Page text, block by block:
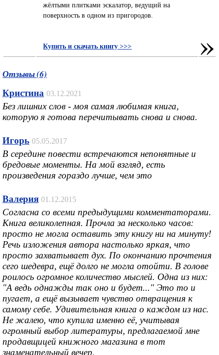
жёлтыми плитками эскалатор, ведущий на
поверхность в одном из пригородов.
Купить и скачать книгу >>> »
Отзывы (6)
Кристина 03.12.2021
Без лишних слов - моя самая любимая книга,
которую я готова перечитывать снова и снова.
Игорь 05.05.2017
В середине повести встречаются непонятные и
бредовые моменты. На мой взгляд, есть
произведения гораздо лучше, чем это
Валерия 01.12.2015
Согласна со всеми предыдущими комментаторами.
Книга великолепная. Прочла за несколько часов:
просто не могла оставить эту книгу ни на минуту!
Речь изложения автора настолько яркая, что
просто захватывает дух. По окончанию прочтения
сего шедевра, ещё долго не могла отойти. В голове
роилось огромное количество мыслей. Одна из них:
"А ведь однажды так оно и будет..." Это то и
пугает, а ещё вызывает чувство отвращения к
самому себе. Удивительная книга о каждом из нас.
Не жалею, что купила именно её, учитывая
огромный выбор литературы, предлагаемой мне
продавщицей книжного магазина в тот
знаменательный вечер.